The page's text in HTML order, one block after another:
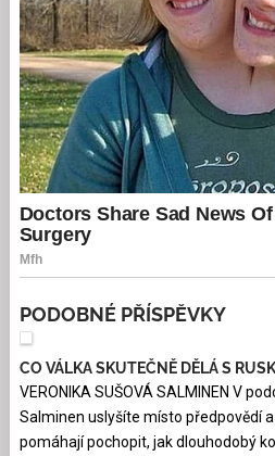
PODOBNÉ PŘÍSPĚVKY
CO VÁLKA SKUTEČNĚ DĚLÁ S
VERONIKA SUŠOVÁ SALMINEN V
Salminen uslyšíte místo předpovědí
pomáhají pochopit, jak dlouhodobý